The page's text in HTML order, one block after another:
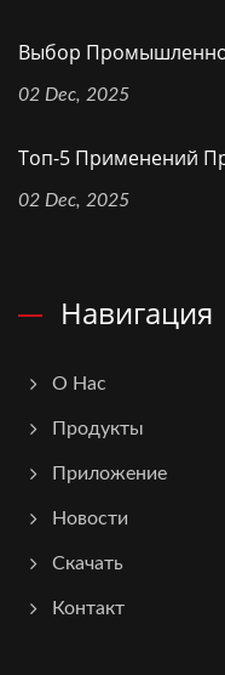
Выбор
02 Dec, 2025
Топ-5 Применений
02 Dec, 2025
Навигация
О Нас
Продукты
Приложение
Новости
Скачать
Контакт